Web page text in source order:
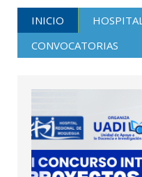
INICIO HOSPITAL
CONVOCATORIAS